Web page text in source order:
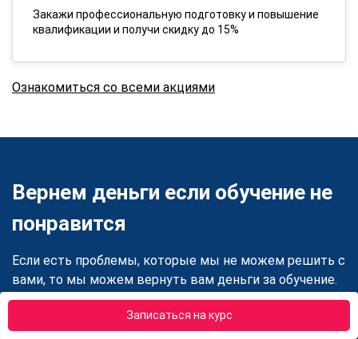
Записаться на курс
Закажи профессиональную подготовку и повышение
квалификации и получи скидку до 15%
Ознакомиться со всеми акциями
Вернем деньги если обучение не
понравится
Если есть проблемы, которые мы не можем решить с
вами, то мы можем вернуть вам деньги за обучение.